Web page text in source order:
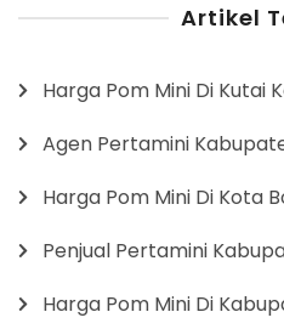
Artikel
Harga Pom Mini Di Kutai
Agen Pertamini
Harga Pom Mini Di Kota
Penjual Pertamini
Harga Pom Mini Di